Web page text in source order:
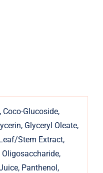
Glucoside,
Glyceryl Oleate,
Stem Extract,
Panthenol,